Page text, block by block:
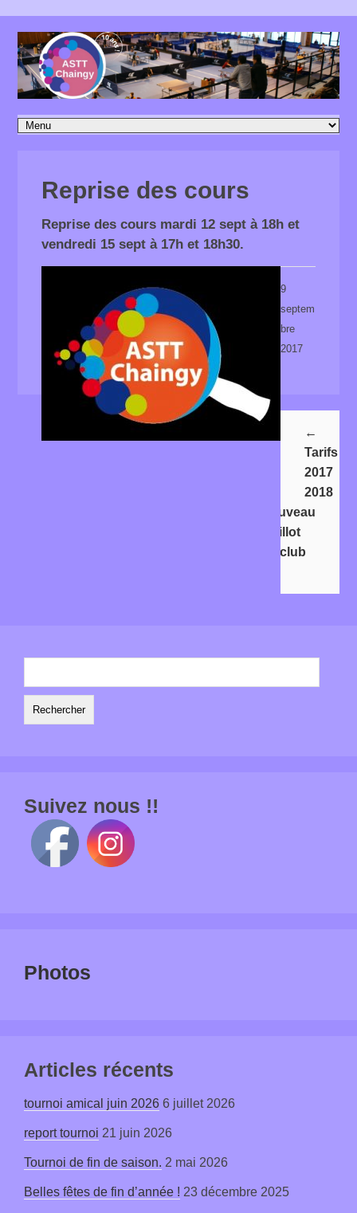
Reprise des cours
Reprise des cours mardi 12 sept à 18h et
vendredi 15 sept à 17h et 18h30.
9
septem
bre
2017
←
Tarifs
2017
2018
Nouveau
maillot
du club
Suivez nous !!
Photos
Articles récents
tournoi amical juin 2026 6 juillet 2026
report tournoi 21 juin 2026
Tournoi de fin de saison. 2 mai 2026
Belles fêtes de fin d’année ! 23 décembre 2025